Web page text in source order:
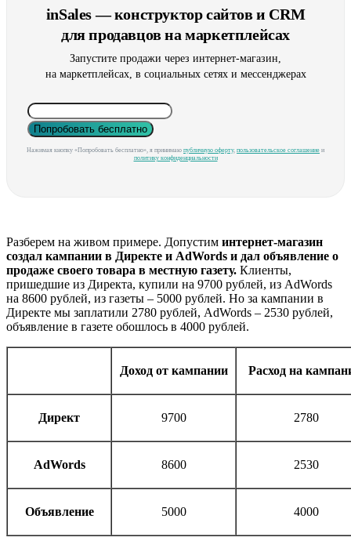
inSales — конструктор сайтов и CRM
для продавцов на маркетплейсах
Запустите продажи через интернет-магазин,
на маркетплейсах, в социальных сетях и мессенджерах
Попробовать бесплатно
Нажимая кнопку «Попробовать бесплатно», я принимаю публичную оферту, пользовательское соглашение и
политику конфиденциальности
Разберем на живом примере. Допустим интернет-магазин
создал кампании в Директе и AdWords и дал объявление о
продаже своего товара в местную газету. Клиенты,
пришедшие из Директа, купили на 9700 рублей, из AdWords
на 8600 рублей, из газеты – 5000 рублей. Но за кампании в
Директе мы заплатили 2780 рублей, AdWords – 2530 рублей,
объявление в газете обошлось в 4000 рублей.
Доход от кампании Расход на
Директ 9700 2780
AdWords 8600 2530
Объявление 5000 4000